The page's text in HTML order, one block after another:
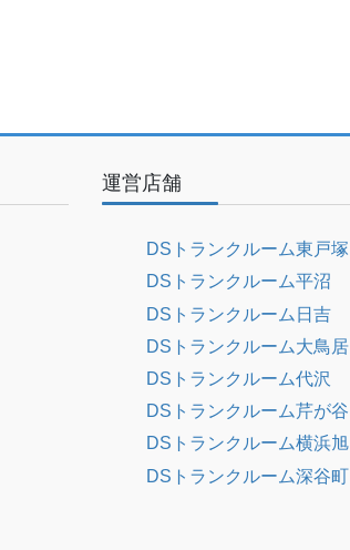
運営店舗
DSトランクルーム東戸塚
DSトランクルーム平沼
DSトランクルーム日吉
DSトランクルーム大鳥居
DSトランクルーム代沢
DSトランクルーム芹が谷
DSトランクルーム横浜旭
DSトランクルーム深谷町